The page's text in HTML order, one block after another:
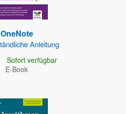
OneNote
Anleitung
Sofort verfügbar
E-Book